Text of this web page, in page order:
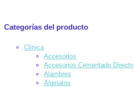
Categorías del producto
Clínica
Accesorios
Accesorios Cementado Directo
Alambres
Alginatos